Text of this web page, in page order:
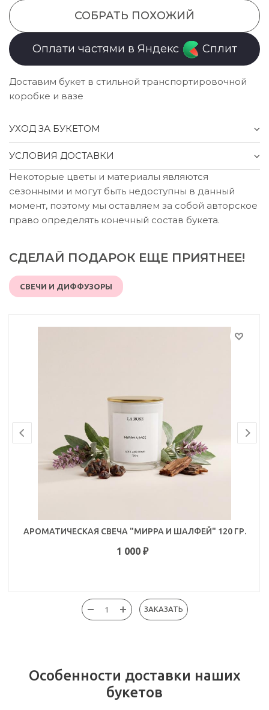
СОБРАТЬ ПОХОЖИЙ
Оплати частями в Яндекс Сплит
Доставим букет в стильной транспортировочной
коробке и вазе
УХОД ЗА БУКЕТОМ
УСЛОВИЯ ДОСТАВКИ
Некоторые цветы и материалы являются
сезонными и могут быть недоступны в данный
момент, поэтому мы оставляем за собой авторское
право определять конечный состав букета.
СДЕЛАЙ ПОДАРОК ЕЩЕ ПРИЯТНЕЕ!
СВЕЧИ И ДИФФУЗОРЫ
АРОМАТИЧЕСКАЯ СВЕЧА "МИРРА И ШАЛФЕЙ" 120 ГР.
1 000 ₽
ЗАКАЗАТЬ
Особенности доставки наших
букетов